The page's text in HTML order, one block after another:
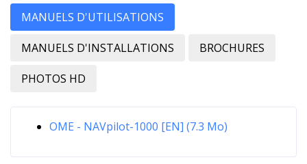
MANUELS D'UTILISATIONS
MANUELS D'INSTALLATIONS BROCHURES
PHOTOS HD
OME - NAVpilot-1000 [EN] (7.3 Mo)